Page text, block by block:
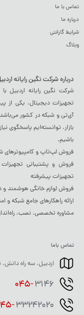
تماس با ما
درباره ما
شرایط گارانتی
وبلاگ
درباره شرکت نگین رایانه
شرکت نگین رایانه اردبیل
تجهیزات دیجیتال، یکی از
آی‌تی و شبکه در کشور
بازار، توانسته‌ایم پاسخگوی
باشیم.
فروش لپ‌تاپ و کامپیوترهای
فروش و پشتیبانی
تجهیزات پیشرفته
فروش لوازم خانگی هوشمند
ارائه راهکارهای جامع شبکه و
مشاوره تخصصی، نصب،
تماس باما
اردبیل، سه راه
045-3146
33242020